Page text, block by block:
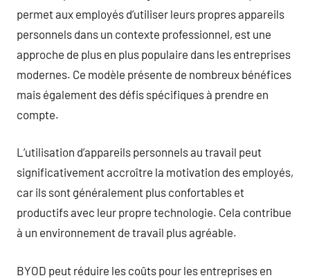
permet aux employés d’utiliser leurs propres appareils
personnels dans un contexte professionnel, est une
approche de plus en plus populaire dans les entreprises
modernes. Ce modèle présente de nombreux bénéfices
mais également des défis spécifiques à prendre en
compte.
L’utilisation d’appareils personnels au travail peut
significativement accroître la motivation des employés,
car ils sont généralement plus confortables et
productifs avec leur propre technologie. Cela contribue
à un environnement de travail plus agréable.
BYOD peut réduire les coûts pour les entreprises en